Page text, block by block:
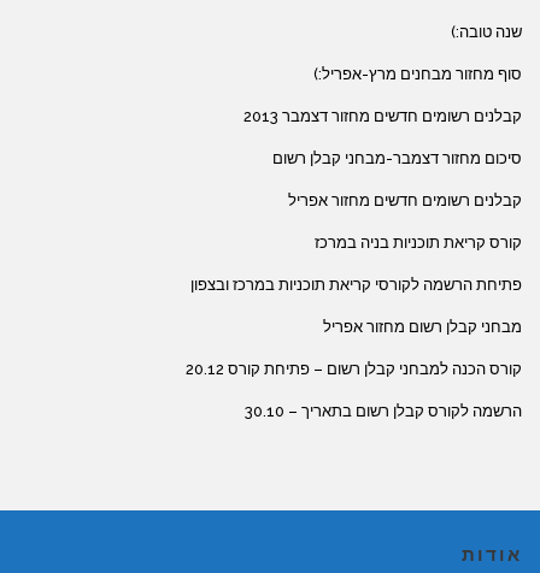
שנה טובה:)
סוף מחזור מבחנים מרץ-אפריל:)
קבלנים רשומים חדשים מחזור דצמבר 2013
סיכום מחזור דצמבר-מבחני קבלן רשום
קבלנים רשומים חדשים מחזור אפריל
קורס קריאת תוכניות בניה במרכז
פתיחת הרשמה לקורסי קריאת תוכניות במרכז ובצפון
מבחני קבלן רשום מחזור אפריל
קורס הכנה למבחני קבלן רשום – פתיחת קורס 20.12
הרשמה לקורס קבלן רשום בתאריך – 30.10
אודות